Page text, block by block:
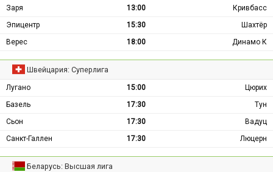
Заря 13:00
Кривбасс
Эпицентр
15:30
Шахтёр
Верес
18:00 Динамо К
Швейцария: Суперлига
Лугано 15:00
Цюрих
Базель
17:30
Тун
Сьон
17:30
Вадуц
Санкт-Галлен
17:30 Люцерн
Беларусь: Высшая лига